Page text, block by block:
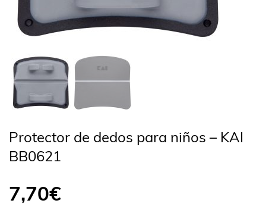
Protector de dedos para niños – KAI
BB0621
7,70€